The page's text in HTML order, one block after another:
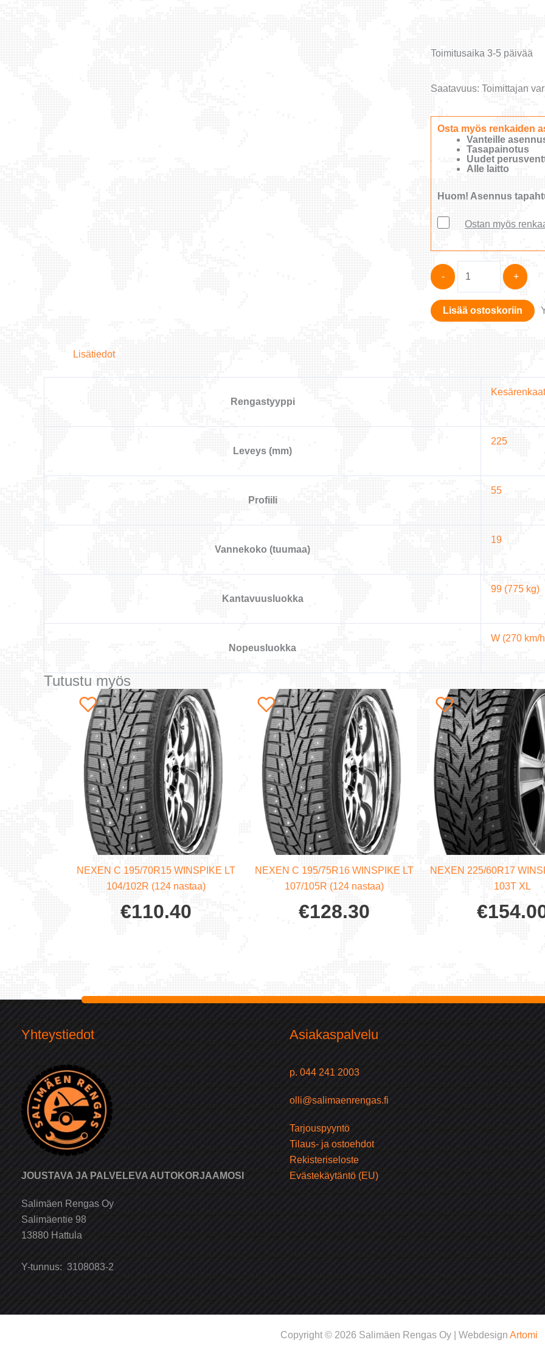
Toimitusaika 3-5 päivää
Saatavuus: Toimittajan
Osta myös renkaiden
Vanteille
Tasapainotus
Uudet
Alle laitto
Huom! Asennus
Ostan myös
-
225/55R19
AZENIS
FK520
+
Lisää ostoskoriin
Lisätiedot
Rengastyyppi
Kesärenkaat
Leveys (mm)
225
Profiili
55
Vannekoko (tuumaa)
19
Kantavuusluokka
99 (775 kg)
Nopeusluokka
W (270 km/
Tutustu myös
NEXEN C 195/70R15 WINSPIKE LT
104/102R (124 nastaa)
€110.40
NEXEN C 195/75R16 WINSPIKE LT
107/105R (124 nastaa)
€128.30
NEXEN 225/60R17
103T XL
€
Yhteystiedot
JOUSTAVA JA PALVELEVA AUTOKORJAAMOSI
Salimäen Rengas Oy
Salimäentie 98
13880 Hattula
Y-tunnus: 3108083-2
Asiakaspalvelu
p. 044 241 2003
olli@salimaenrengas.fi
Tarjouspyyntö
Tilaus- ja ostoehdot
Rekisteriseloste
Evästekäytäntö (EU)
Copyright © 2026 Salimäen Rengas Oy | Webdesign Artomi